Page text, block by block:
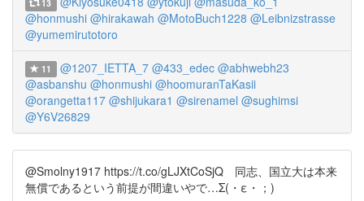
13
@honmushi @hirakawah @MotoBuch1228 @Leibnizstrasse
@yumemirutotoro
11 @1207_IETTA_7 @433_edec @abhwebh23
@asbanshu @honmushi @hoomuranTaKasii
@orangetta117 @shijukara1 @sirenamel @sughimsi
@Y6V26829
@Smolny1917 https://t.co/gLJXtCoSjQ 同志、国立大は本来
無償であるという前提が間違いやで…Σ(・ε・；)